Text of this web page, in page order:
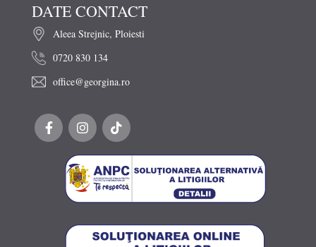
DATE CONTACT
Aleea Strejnic, Ploiesti
0720 830 134
office@georgina.ro